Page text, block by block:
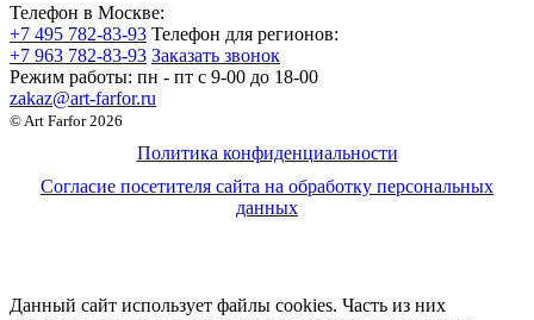
Телефон в Москве:
+7 495 782-83-93 Телефон для регионов:
+7 963 782-83-93 Заказать звонок
Режим работы: пн - пт c 9-00 до 18-00
zakaz@art-farfor.ru
© Art Farfor 2026
Политика конфиденциальности
Согласие посетителя сайта на обработку персональных
данных
Данный сайт использует файлы cookies. Часть из них